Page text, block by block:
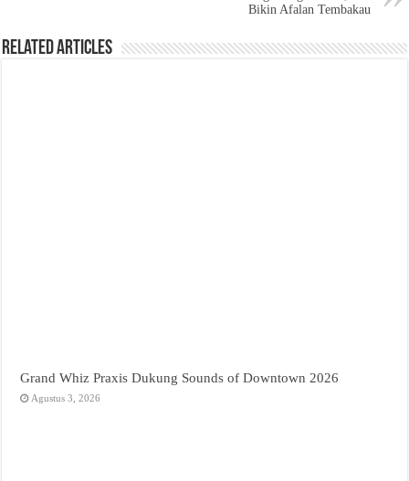
Bikin Afalan Tembakau
Related Articles
Grand Whiz Praxis Dukung Sounds of Downtown 2026
Agustus 3, 2026